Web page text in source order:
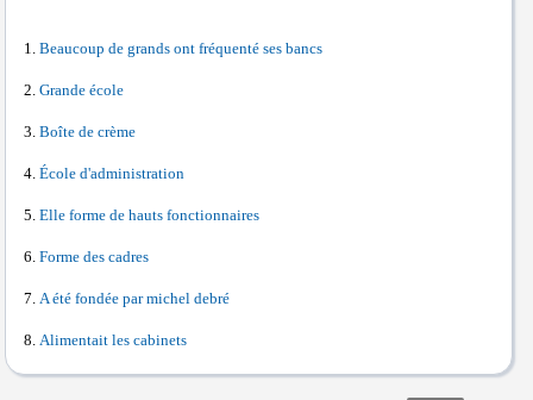
Beaucoup de grands ont fréquenté ses bancs
Grande école
Boîte de crème
École d'administration
Elle forme de hauts fonctionnaires
Forme des cadres
A été fondée par michel debré
Alimentait les cabinets